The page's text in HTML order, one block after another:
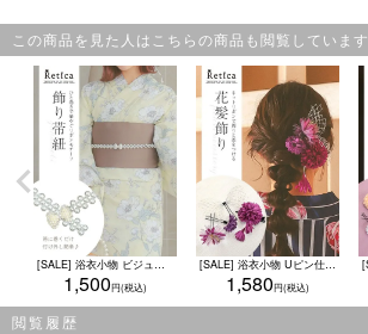
この商品を見た人はこちらの商品も閲覧しています
[SALE] 浴衣小物 ビジュー縁リボンパール飾り帯紐 (ホワイト)
1,500
[SALE] 浴衣小物 Uピン仕様ネットリボン×花さがり浴衣ヘアアクセサリー4点セット (ミントブルー/パープル/ワイン)
1,580
閲覧履歴